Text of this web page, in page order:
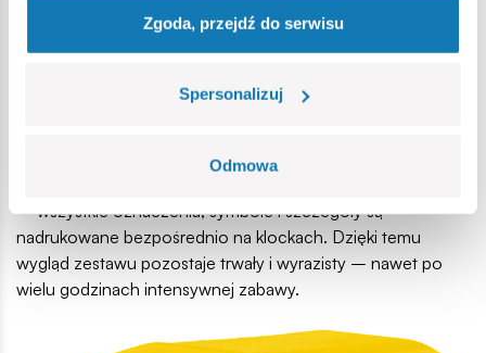
Zgoda, przejdź do serwisu
Spersonalizuj
Odmowa
Gumowe opony i ruchome koła
- Zestaw nie tylko
wygląda świetnie, ale także oferuje pełną mobilność. Pojazd
go idealnym kompanem dynamicznych zabaw. Niezależnie,
– wszystkie oznaczenia, symbole i szczegóły są
nadrukowane bezpośrednio na klockach. Dzięki temu
wygląd zestawu pozostaje trwały i wyrazisty – nawet po
wielu godzinach intensywnej zabawy.